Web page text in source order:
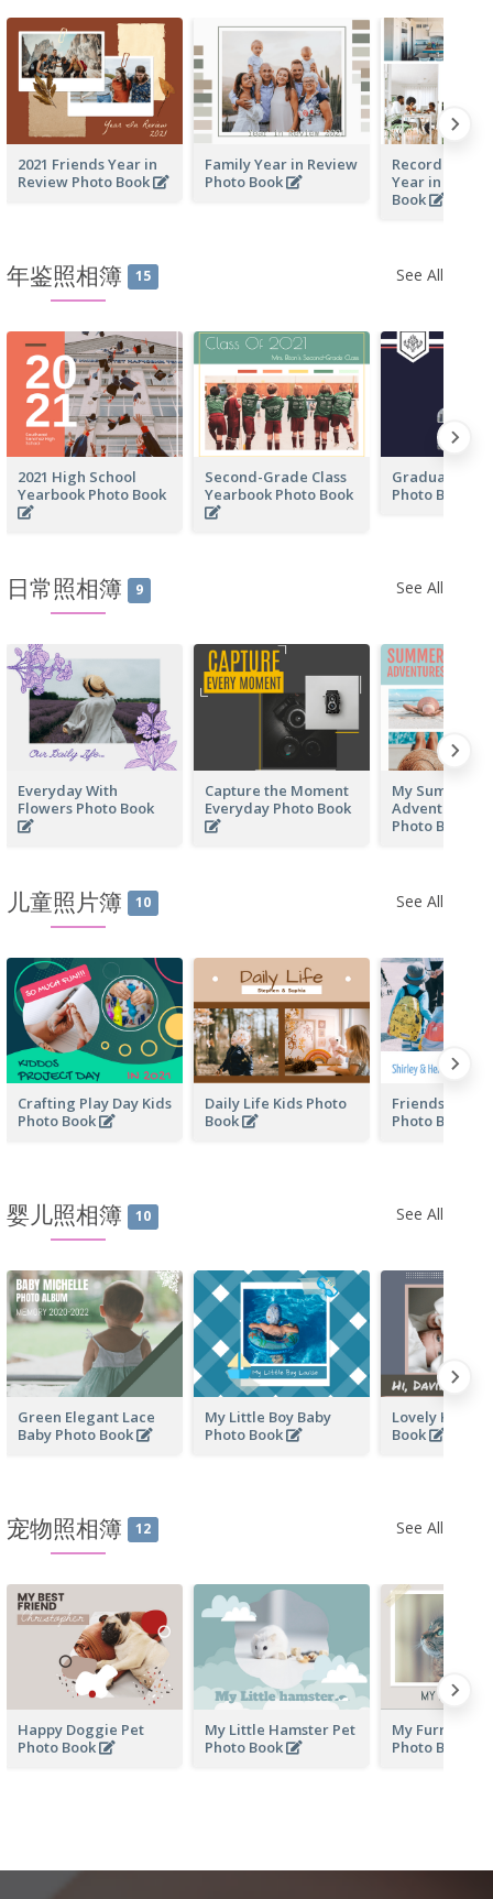
2021 Friends Year in
Review Photo Book
Family Year in Review
Photo Book
Recording
Year in
Book
年鉴照相簿 15 See All
2021 High School
Yearbook Photo Book
Second-Grade Class
Yearbook Photo Book
Graduation
Photo Book
日常照相簿 9 See All
Everyday With
Flowers Photo Book
Capture the Moment
Everyday Photo Book
My Summer
Adventure
Photo Book
儿童照片簿 10 See All
Crafting Play Day Kids
Photo Book
Daily Life Kids Photo
Book
Friendship
Photo Book
婴儿照相簿 10 See All
Green Elegant Lace
Baby Photo Book
My Little Boy Baby
Photo Book
Lovely Kid
Book
宠物照相簿 12 See All
Happy Doggie Pet
Photo Book
My Little Hamster Pet
Photo Book
My Furry
Photo Book